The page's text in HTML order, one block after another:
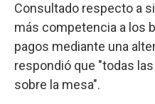
Consultado respecto a
más competencia a los
pagos mediante una
respondió que "todas
sobre la mesa".